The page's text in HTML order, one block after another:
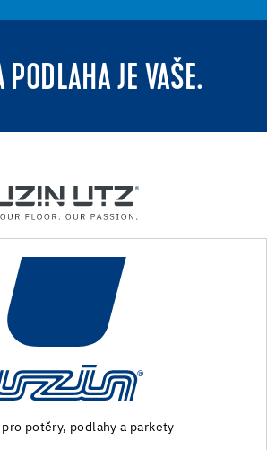
PODLAHA JE VAŠE.
pro přípravu podkladu a pokládku